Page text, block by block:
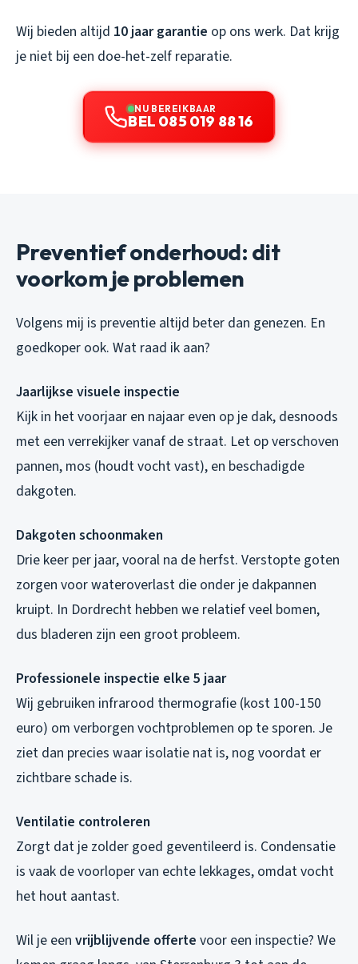
Wij bieden altijd 10 jaar garantie op ons werk. Dat krijg
je niet bij een doe-het-zelf reparatie.
NU BEREIKBAAR
BEL 085 019 88 16
Preventief onderhoud: dit
voorkom je problemen
Volgens mij is preventie altijd beter dan genezen. En
goedkoper ook. Wat raad ik aan?
Jaarlijkse visuele inspectie
Kijk in het voorjaar en najaar even op je dak, desnoods
met een verrekijker vanaf de straat. Let op verschoven
pannen, mos (houdt vocht vast), en beschadigde
dakgoten.
Dakgoten schoonmaken
Drie keer per jaar, vooral na de herfst. Verstopte goten
zorgen voor wateroverlast die onder je dakpannen
kruipt. In Dordrecht hebben we relatief veel bomen,
dus bladeren zijn een groot probleem.
Professionele inspectie elke 5 jaar
Wij gebruiken infrarood thermografie (kost 100-150
euro) om verborgen vochtproblemen op te sporen. Je
ziet dan precies waar isolatie nat is, nog voordat er
zichtbare schade is.
Ventilatie controleren
Zorgt dat je zolder goed geventileerd is. Condensatie
is vaak de voorloper van echte lekkages, omdat vocht
het hout aantast.
Wil je een vrijblijvende offerte voor een inspectie? We